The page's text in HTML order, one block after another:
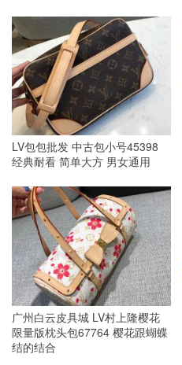
LV包包批发 中古包小号45398
经典耐看 简单大方 男女通用
广州白云皮具城 LV村上隆樱花
限量版枕头包67764 樱花跟蝴蝶
结的结合